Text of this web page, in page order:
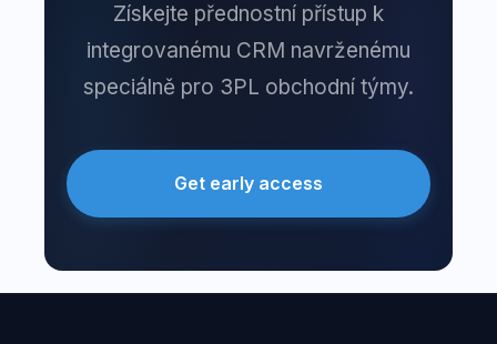
Získejte přednostní přístup k
integrovanému CRM navrženému
speciálně pro 3PL obchodní týmy.
Get early access